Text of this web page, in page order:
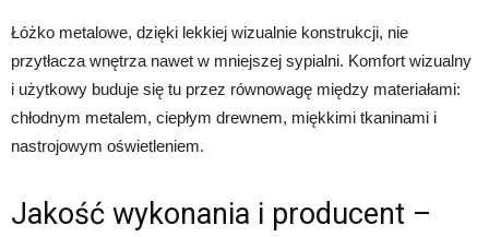
Łóżko metalowe, dzięki lekkiej wizualnie konstrukcji, nie
przytłacza wnętrza nawet w mniejszej sypialni. Komfort wizualny
i użytkowy buduje się tu przez równowagę między materiałami:
chłodnym metalem, ciepłym drewnem, miękkimi tkaninami i
nastrojowym oświetleniem.
Jakość wykonania i producent –